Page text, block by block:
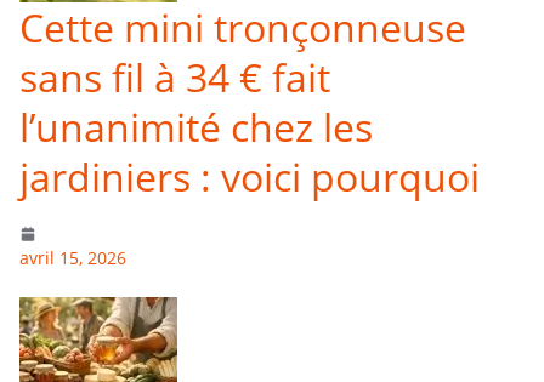
Cette mini tronçonneuse
sans fil à 34 € fait
l’unanimité chez les
jardiniers : voici pourquoi
avril 15, 2026